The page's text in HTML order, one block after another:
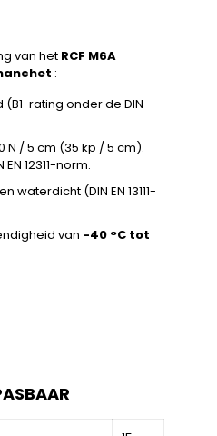
van het RCF M6A
:
rating onder de DIN
N / 5 cm (35 kp / 5 cm).
12311-norm.
waterdicht (DIN EN 13111-
van -40 °C tot